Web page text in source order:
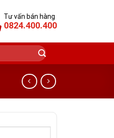
Tư vấn bán hàng
0824.400.400